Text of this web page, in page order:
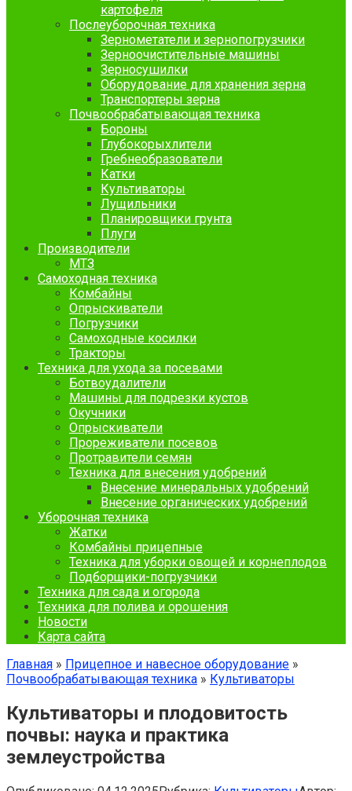
картофеля
Послеуборочная техника
Зернометатели и зернопогрузчики
Зерноочистительные машины
Зерносушилки
Оборудование для хранения зерна
Транспортеры зерна
Почвообрабатывающая техника
Бороны
Глубокорыхлители
Гребнеобразователи
Катки
Культиваторы
Лущильники
Планировщики грунта
Плуги
Производители
МТЗ
Самоходная техника
Комбайны
Опрыскиватели
Погрузчики
Самоходные косилки
Тракторы
Техника для ухода за посевами
Ботвоудалители
Машины для подрезки кустов
Окучники
Опрыскиватели
Прореживатели посевов
Протравители семян
Техника для внесения удобрений
Внесение минеральных удобрений
Внесение органических удобрений
Уборочная техника
Жатки
Комбайны прицепные
Техника для уборки овощей и корнеплодов
Подборщики-погрузчики
Техника для сада и огорода
Техника для полива и орошения
Новости
Карта сайта
Главная » Прицепное и навесное оборудование »
Почвообрабатывающая техника » Культиваторы
Культиваторы и плодовитость
почвы: наука и практика
землеустройства